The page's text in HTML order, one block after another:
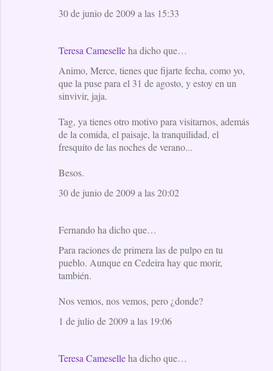
30 de junio de 2009 a las 15:33
Teresa Cameselleha dicho que…
Animo, Merce, tienes que fijarte fecha, como yo,
que la puse para el 31 de agosto, y estoy en un
sinvivir, jaja.
Tag, ya tienes otro motivo para visitarnos, además
de la comida, el paisaje, la tranquilidad, el
fresquito de las noches de verano...
Besos.
30 de junio de 2009 a las 20:02
Fernando ha dicho que…
Para raciones de primera las de pulpo en tu
pueblo. Aunque en Cedeira hay que morir,
también.
Nos vemos, nos vemos, pero ¿donde?
1 de julio de 2009 a las 19:06
Teresa Cameselleha dicho que…